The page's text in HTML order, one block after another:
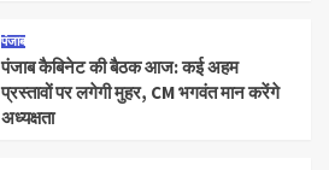
पंजाब
पंजाब कैबिनेट की बैठक आज: कई अहम
प्रस्तावों पर लगेगी मुहर, CM भगवंत मान करेंगे
अध्यक्षता